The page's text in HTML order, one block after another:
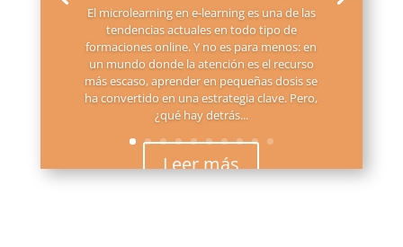
El microlearning en e-learning es una de las
tendencias actuales en todo tipo de
formaciones online. Y no es para menos: en
un mundo donde la atención es el recurso
más escaso, aprender en pequeñas dosis se
ha convertido en una estrategia clave. Pero,
¿qué hay detrás...
Leer más